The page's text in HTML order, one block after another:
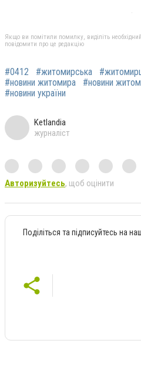
Якщо ви помітили помилку, виділіть
повідомити про це редакцію
#0412 #житомирська
#новини житомира
#новини
#новини україни
Ketlandia
журналіст
Авторизуйтесь, щоб оцінити
Поділіться та підписуйтесь на